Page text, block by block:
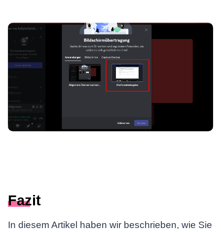
Fazit
In diesem Artikel haben wir beschrieben, wie Sie